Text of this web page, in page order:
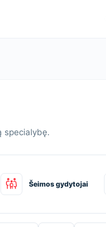
specialybę.
Šeimos gydytojai